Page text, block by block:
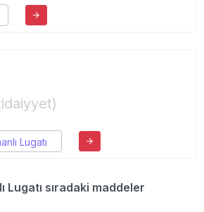
Lugatı
Lugatı sıradaki maddeler